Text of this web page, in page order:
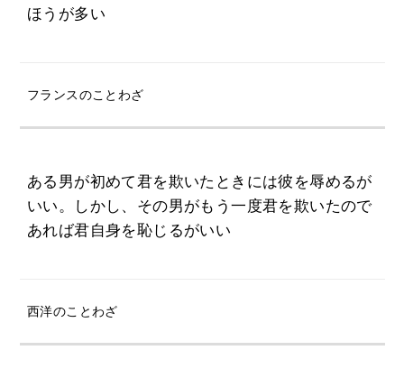
ほうが多い
フランスのことわざ
ある男が初めて君を欺いたときには彼を辱めるが
いい。しかし、その男がもう一度君を欺いたので
あれば君自身を恥じるがいい
西洋のことわざ